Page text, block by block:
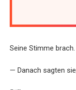
Seine Stimme brach.
— Danach sagten